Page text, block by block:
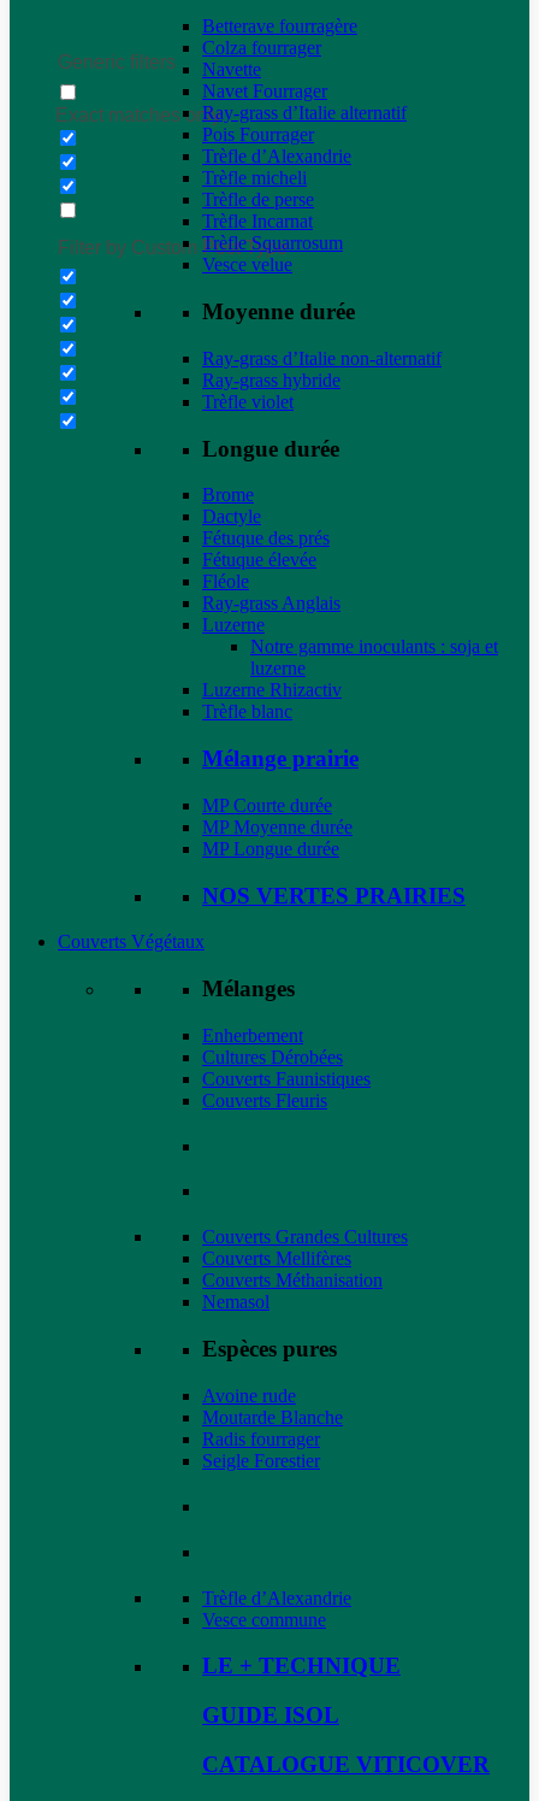
Generic filters
Exact matches only
Filter by Custom Post Type
Betterave fourragère
Colza fourrager
Navette
Navet Fourrager
Ray-grass d’Italie alternatif
Pois Fourrager
Trèfle d’Alexandrie
Trèfle micheli
Trèfle de perse
Trèfle Incarnat
Trèfle Squarrosum
Vesce velue
Moyenne durée
Ray-grass d’Italie non-alternatif
Ray-grass hybride
Trèfle violet
Longue durée
Brome
Dactyle
Fétuque des prés
Fétuque élevée
Fléole
Ray-grass Anglais
Luzerne
Notre gamme inoculants : soja et
luzerne
Luzerne Rhizactiv
Trèfle blanc
Mélange prairie
MP Courte durée
MP Moyenne durée
MP Longue durée
NOS VERTES PRAIRIES
Couverts Végétaux
Mélanges
Enherbement
Cultures Dérobées
Couverts Faunistiques
Couverts Fleuris
Couverts Grandes Cultures
Couverts Mellifères
Couverts Méthanisation
Nemasol
Espèces pures
Avoine rude
Moutarde Blanche
Radis fourrager
Seigle Forestier
Trèfle d’Alexandrie
Vesce commune
LE + TECHNIQUE
GUIDE ISOL
CATALOGUE VITICOVER